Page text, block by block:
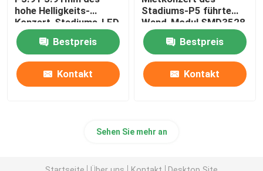
hohe Helligkeits-
Konzert-Stadiums-LED
Bestpreis
Kontakt
Stadiums-P5 führte
Wand-Modul SMD3528
Bestpreis
Kontakt
Sehen Sie mehr an